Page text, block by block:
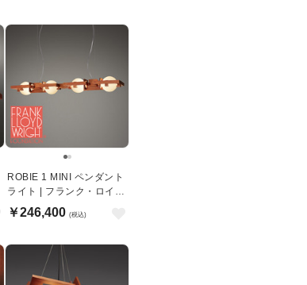
ROBIE 1 MINI ペンダント
ライト | フランク・ロイ
ド・ライト
￥246,400 (税込)